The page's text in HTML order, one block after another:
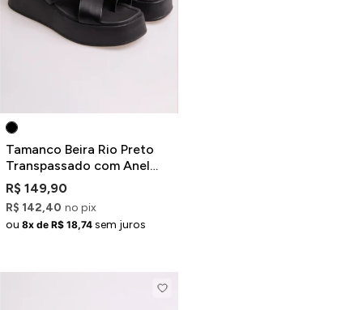
Tamanco Beira Rio Preto
Transpassado com Anel
Dourado
R$ 149,90
R$ 142,40 no pix
ou 8x de R$ 18,74 sem juros